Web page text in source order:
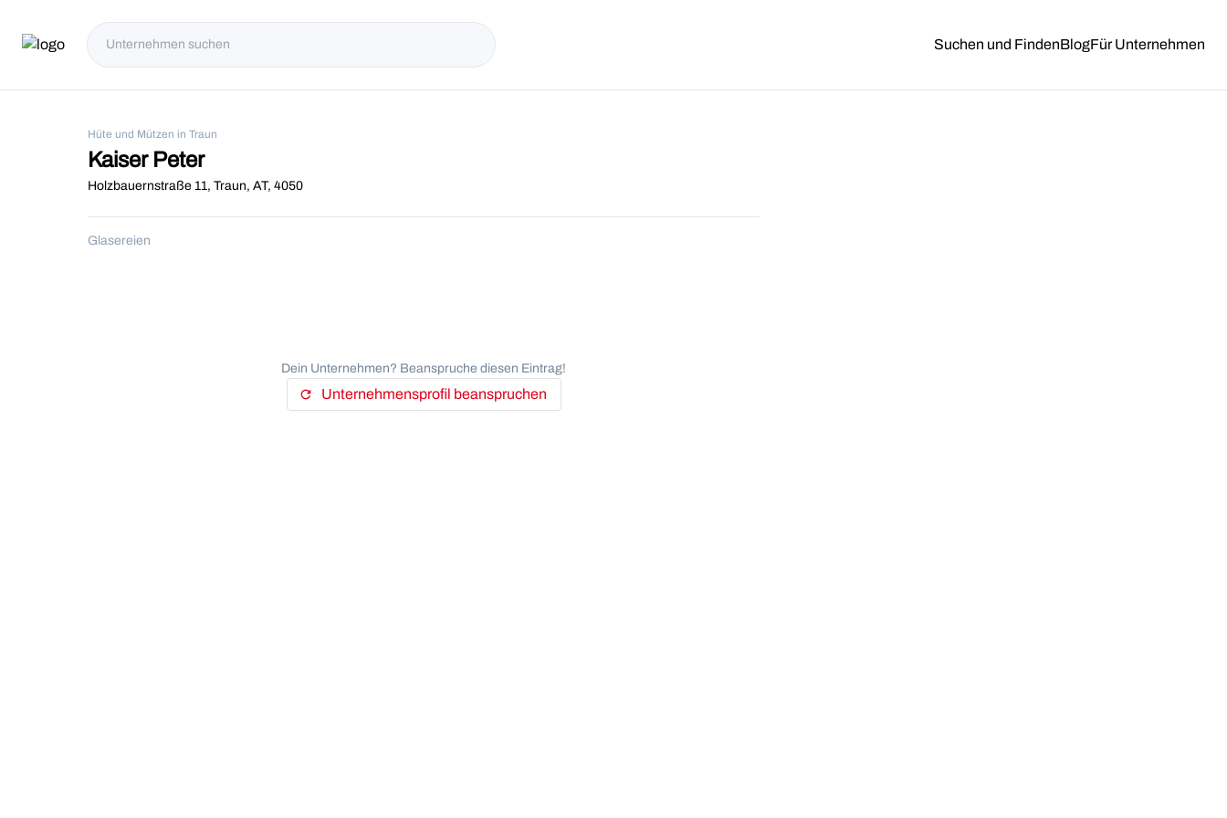
Suchen und FindenBlogFür Unternehmen
Hüte und Mützen in Traun
Kaiser Peter
Holzbauernstraße 11, Traun, AT, 4050
Glasereien
Dein Unternehmen? Beanspruche diesen Eintrag!
refresh Unternehmensprofil beanspruchen